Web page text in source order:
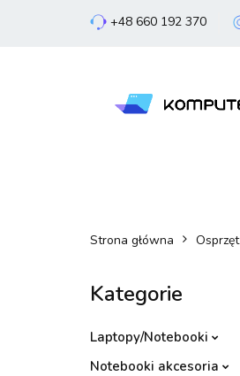
+48 660 192 370
Strona główna Osprzęt
Kategorie
Laptopy/Notebooki
Notebooki akcesoria